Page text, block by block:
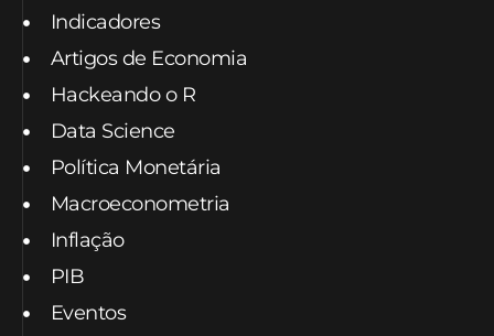
Indicadores
Artigos de Economia
Hackeando o R
Data Science
Política Monetária
Macroeconometria
Inflação
PIB
Eventos